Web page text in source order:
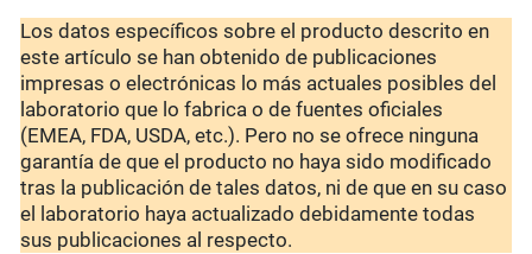
Los datos específicos sobre el producto descrito en
este artículo se han obtenido de publicaciones
impresas o electrónicas lo más actuales posibles del
laboratorio que lo fabrica o de fuentes oficiales
(EMEA, FDA, USDA, etc.). Pero no se ofrece ninguna
garantía de que el producto no haya sido modificado
tras la publicación de tales datos, ni de que en su caso
el laboratorio haya actualizado debidamente todas
sus publicaciones al respecto.